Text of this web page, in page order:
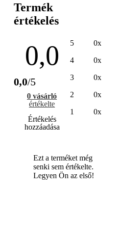
Termék
értékelés
0,0
0,0/5
0 vásárló
értékelte
Értékelés
hozzáadása
5 0x
4 0x
3 0x
2 0x
1 0x
Ezt a terméket még
senki sem értékelte.
Legyen Ön az első!